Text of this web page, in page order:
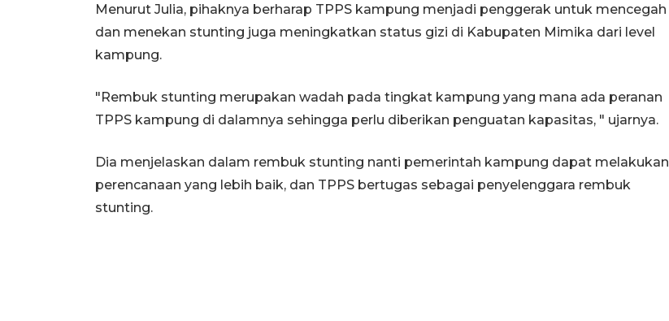
Menurut Julia, pihaknya berharap TPPS kampung menjadi penggerak untuk mencegah
dan menekan stunting juga meningkatkan status gizi di Kabupaten Mimika dari level
kampung.
"Rembuk stunting merupakan wadah pada tingkat kampung yang mana ada peranan
TPPS kampung di dalamnya sehingga perlu diberikan penguatan kapasitas, " ujarnya.
Dia menjelaskan dalam rembuk stunting nanti pemerintah kampung dapat melakukan
perencanaan yang lebih baik, dan TPPS bertugas sebagai penyelenggara rembuk
stunting.